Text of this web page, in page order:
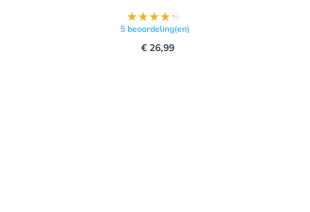
5 beoordeling(en)
€ 26,99